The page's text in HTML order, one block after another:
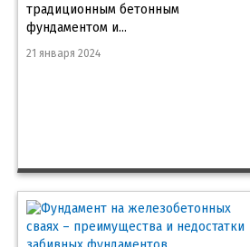
традиционным бетонным
фундаментом и...
21 января 2024